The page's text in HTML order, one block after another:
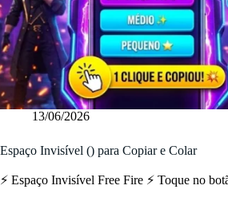
13/06/2026
Espaço Invisível (ㅤ) para Copiar e Colar
⚡ Espaço Invisível Free Fire ⚡ Toque no